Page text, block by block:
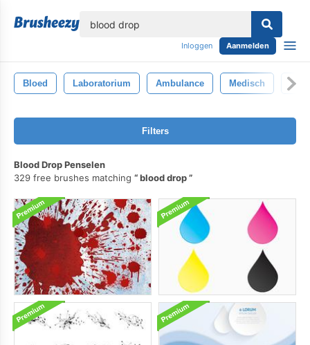
Inloggen Aanmelden
Bloed Laboratorium Ambulance Medisch Arts
Filters
Blood Drop Penselen
329 free brushes matching
blood drop